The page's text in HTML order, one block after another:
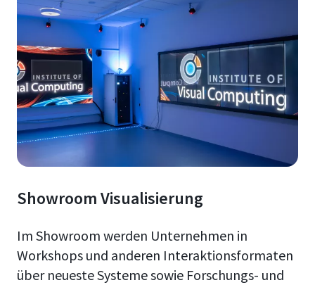
Showroom Visualisierung
Im Showroom werden Unternehmen in
Workshops und anderen Interaktionsformaten
über neueste Systeme sowie Forschungs- und